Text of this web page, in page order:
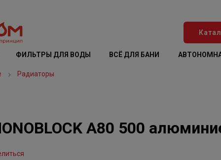
ФИЛЬТРЫ ДЛЯ ВОДЫ ВСЁ ДЛЯ БАНИ
Радиаторы
A80 500